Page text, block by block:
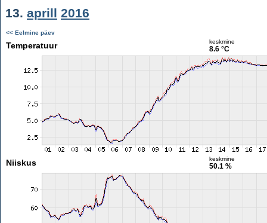
13. aprill 2016
<< Eelmine päev
Temperatuur keskmine
8.6 °C
Niiskus keskmine
50.1 %